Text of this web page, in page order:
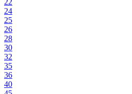
22
24
25
26
28
30
32
35
36
40